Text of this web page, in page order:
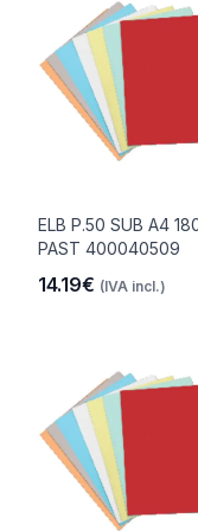
ELB P.50 SUB A4
PAST 400040509
14.19€ (IVA incl.)